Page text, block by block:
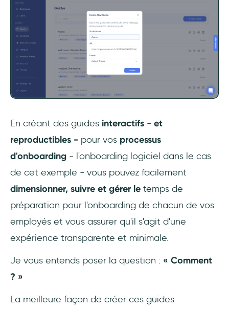
En créant des guides interactifs - et
reproductibles - pour vos processus
d'onboarding - l'onboarding logiciel dans le cas
de cet exemple - vous pouvez facilement
dimensionner, suivre et gérer le temps de
préparation pour l'onboarding de chacun de vos
employés et vous assurer qu'il s'agit d'une
expérience transparente et minimale.
Je vous entends poser la question : « Comment
? »
La meilleure façon de créer ces guides